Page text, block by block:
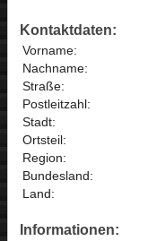
Kontaktdaten:
Vorname:
Nachname:
Straße:
Postleitzahl:
Stadt:
Ortsteil:
Region:
Bundesland:
Land:
Informationen: